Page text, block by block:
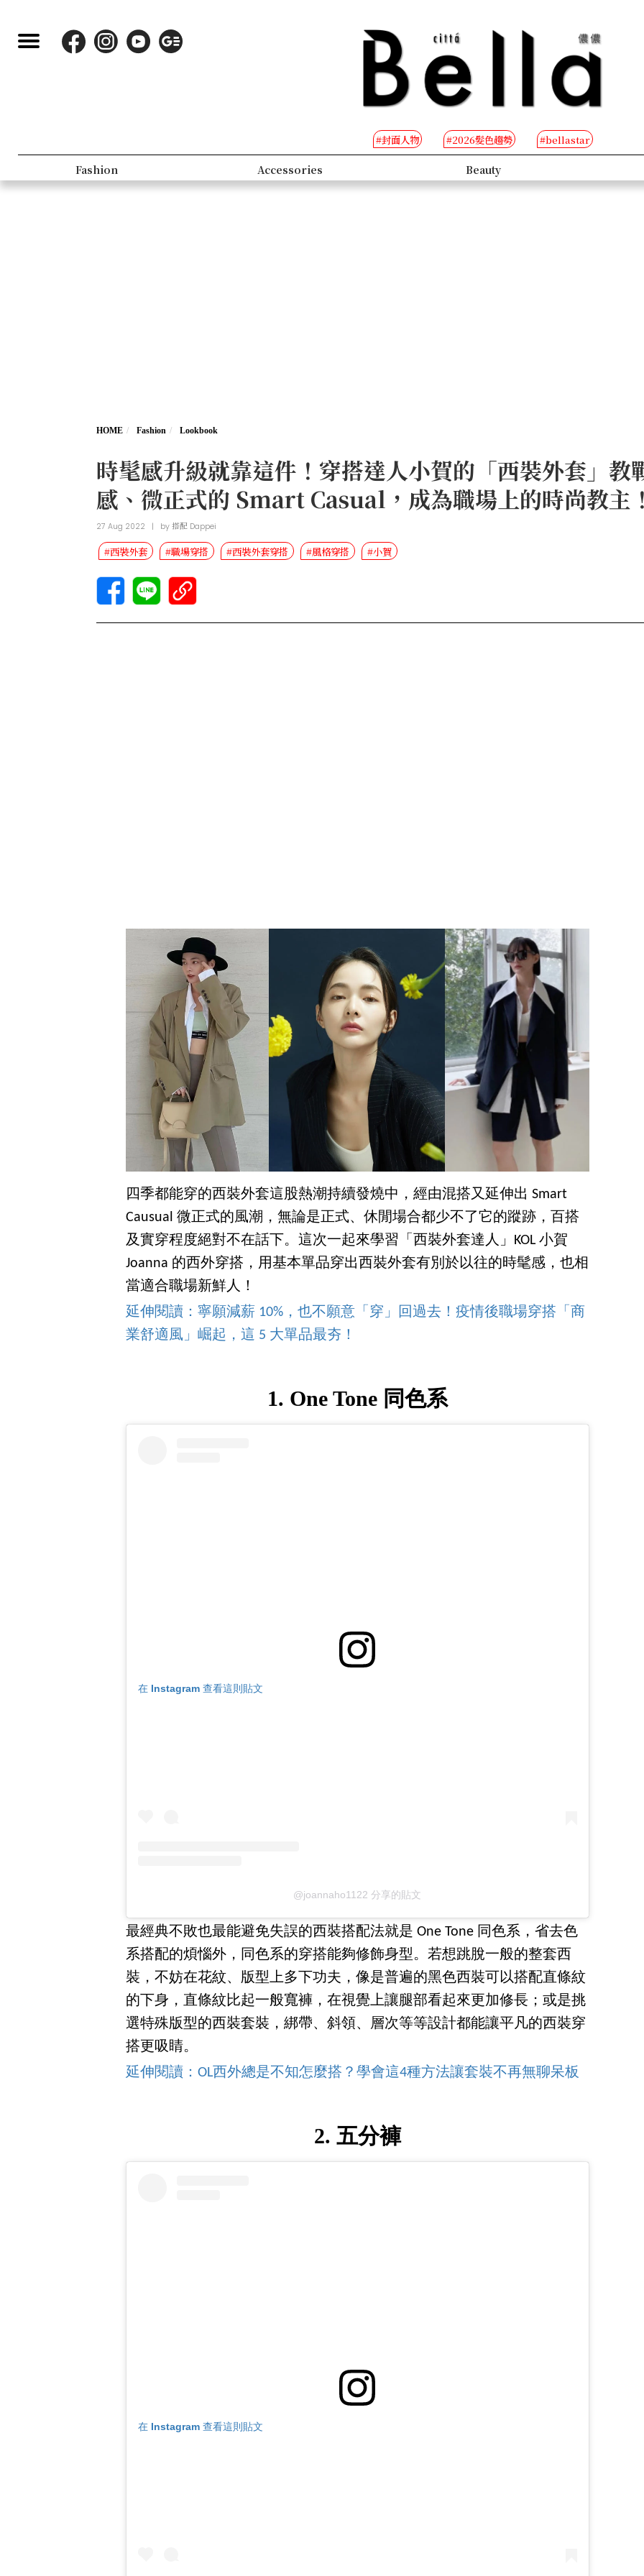
#封面人物 #2026髮色趨勢 #bellastar
Fashion Accessories Beauty
HOME Fashion Lookbook
時髦感升級就靠這件！穿搭達人小賀的「西裝外套」教
感、微正式的 Smart Casual，成為職場上的時尚教主
27 Aug 2022 | by搭配 Dappei
#西裝外套 #職場穿搭 #西裝外套穿搭 #風格穿搭 #小賀
四季都能穿的西裝外套這股熱潮持續發燒中，經由混搭又延伸出 Smart
Causual 微正式的風潮，無論是正式、休閒場合都少不了它的蹤跡，百搭
及實穿程度絕對不在話下。這次一起來學習「西裝外套達人」KOL 小賀
Joanna 的西外穿搭，用基本單品穿出西裝外套有別於以往的時髦感，也相
當適合職場新鮮人！
延伸閱讀：寧願減薪 10%，也不願意「穿」回過去！疫情後職場穿搭「商
業舒適風」崛起，這 5 大單品最夯！
1. One Tone 同色系
在 Instagram 查看這則貼文
@joannaho1122 分享的貼文
最經典不敗也最能避免失誤的西裝搭配法就是 One Tone 同色系，省去色
系搭配的煩惱外，同色系的穿搭能夠修飾身型。若想跳脫一般的整套西
裝，不妨在花紋、版型上多下功夫，像是普遍的黑色西裝可以搭配直條紋
的下身，直條紋比起一般寬褲，在視覺上讓腿部看起來更加修長；或是挑
選特殊版型的西裝套裝，綁帶、斜領、層次等等設計都能讓平凡的西裝穿
搭更吸睛。
延伸閱讀：OL西外總是不知怎麼搭？學會這4種方法讓套裝不再無聊呆板
2. 五分褲
在 Instagram 查看這則貼文